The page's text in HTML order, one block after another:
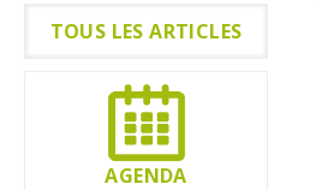
TOUS LES ARTICLES
AGENDA